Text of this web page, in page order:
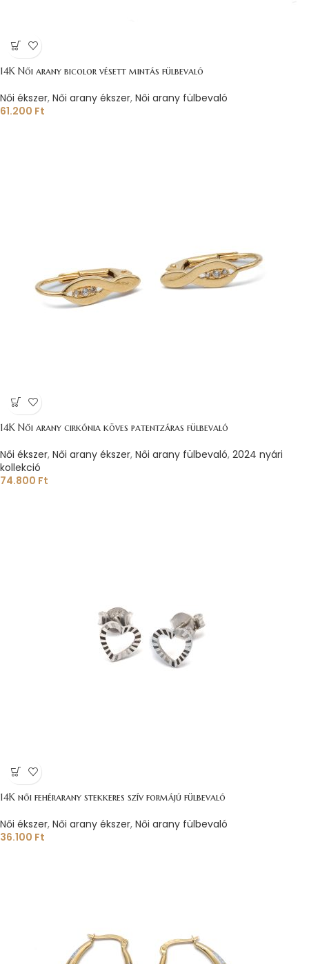
14K Női arany bicolor vésett mintás fülbevaló
Női ékszer, Női arany ékszer, Női arany fülbevaló
61.200 Ft
14K Női arany cirkónia köves patentzáras fülbevaló
Női ékszer, Női arany ékszer, Női arany fülbevaló, 2024 nyári
kollekció
74.800 Ft
14K női fehérarany stekkeres szív formájú fülbevaló
Női ékszer, Női arany ékszer, Női arany fülbevaló
36.100 Ft